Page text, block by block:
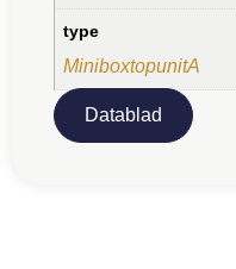
type
MiniboxtopunitA
Datablad